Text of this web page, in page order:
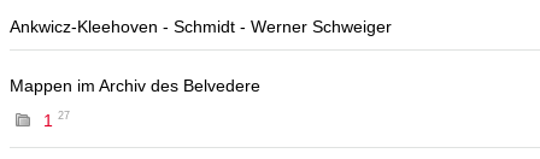
Ankwicz-Kleehoven - Schmidt - Werner Schweiger
Mappen im Archiv des Belvedere
1
27